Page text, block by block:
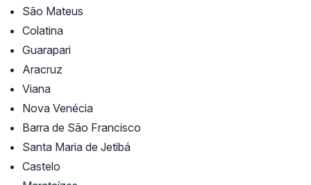
São Mateus
Colatina
Guarapari
Aracruz
Viana
Nova Venécia
Barra de São Francisco
Santa Maria de Jetibá
Castelo